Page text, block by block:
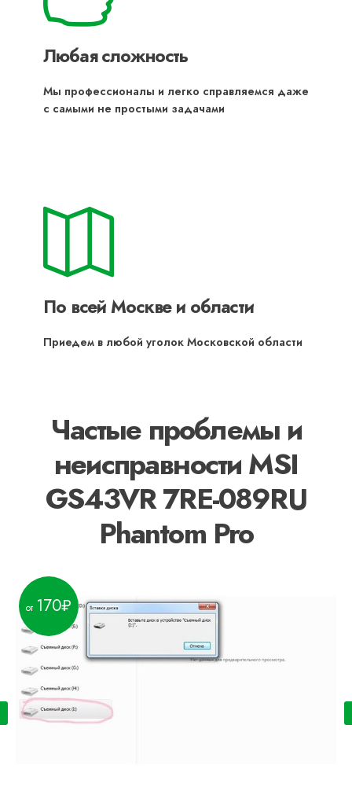
Любая сложность
Мы профессионалы и легко справляемся даже
с самыми не простыми задачами
По всей Москве и области
Приедем в любой уголок Московской области
Частые проблемы и
неисправности MSI
GS43VR 7RE-089RU
Phantom Pro
170